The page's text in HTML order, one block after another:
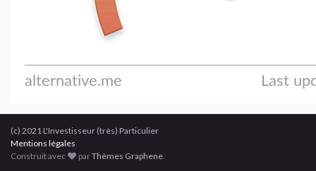
(c) 2021 L'Investisseur (très) Particulier
Mentions légales
Construit avec
parThèmes Graphene